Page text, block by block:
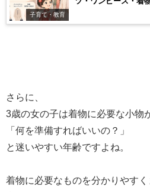
子育て・教育
さらに、
3歳の女の子は着物に必要な小物
「何を準備すればいいの？」
と迷いやすい年齢ですよね。
着物に必要なものを分かりやすく